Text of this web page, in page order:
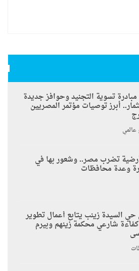
تسوية التجنيد وحوافز جديدة
أبرز توصيات مؤتمر المصريين
تضرب مصر.. وشعور بها في
وعدة محافظات
السيدة زينب يتابع أعمال تطوير
شارعي محكمة زينهم وبيرم